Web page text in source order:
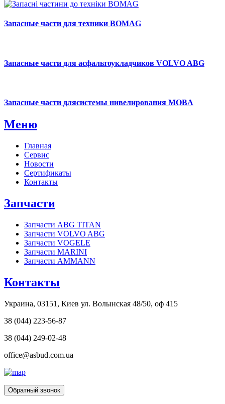
Запасные части для техники BOMAG
Запасные части для асфальтоукладчиков VOLVO ABG
Запасные части длясистемы нивелирования MOBA
Меню
Главная
Сервис
Новости
Сертификаты
Контакты
Запчасти
Запчасти ABG TITAN
Запчасти VOLVO ABG
Запчасти VOGELE
Запчасти MARINI
Запчасти AMMANN
Контакты
Украина, 03151, Киев ул. Волынская 48/50, оф 415
38 (044) 223-56-87
38 (044) 249-02-48
office@asbud.com.ua
Обратный звонок